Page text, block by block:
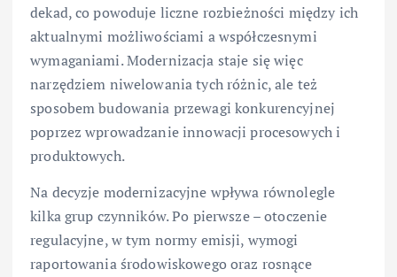
dekad, co powoduje liczne rozbieżności między ich
aktualnymi możliwościami a współczesnymi
wymaganiami. Modernizacja staje się więc
narzędziem niwelowania tych różnic, ale też
sposobem budowania przewagi konkurencyjnej
poprzez wprowadzanie innowacji procesowych i
produktowych.
Na decyzje modernizacyjne wpływa równolegle
kilka grup czynników. Po pierwsze – otoczenie
regulacyjne, w tym normy emisji, wymogi
raportowania środowiskowego oraz rosnące